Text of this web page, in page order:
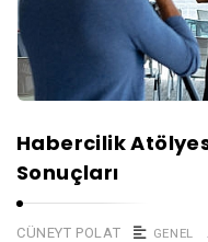
Habercilik
Sonuçları
CÜNEYT POLAT GENEL